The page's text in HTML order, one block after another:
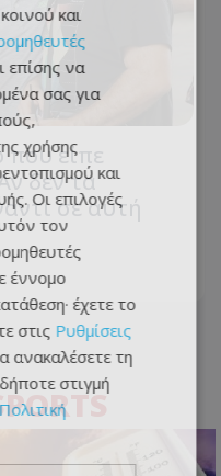
είπε
δεν τα
σε αυτή
και
επίσης να
σας για
χρήσης
και
Οι επιλογές
τον
έννομο
έχετε το
στις Ρυθμίσεις
ανακαλέσετε τη
στιγμή
Πολιτική